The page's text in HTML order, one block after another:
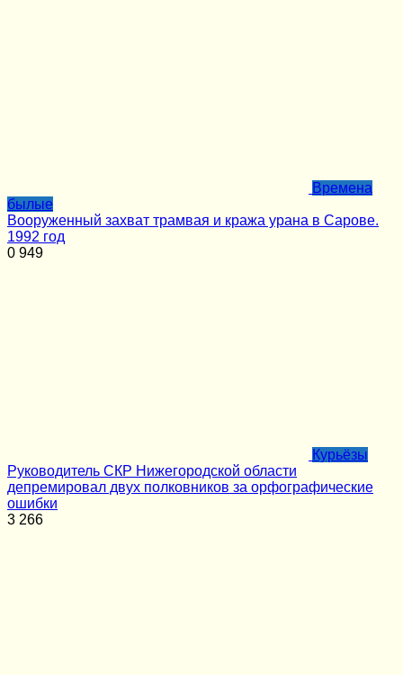
Времена
былые
Вооруженный захват трамвая и кража урана в Сарове.
1992 год
0 949
Курьёзы
Руководитель СКР Нижегородской области
депремировал двух полковников за орфографические
ошибки
3 266